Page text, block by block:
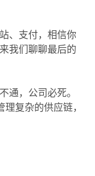
、支付，相信你
我们聊聊最后的
通，公司必死。
理复杂的供应链，